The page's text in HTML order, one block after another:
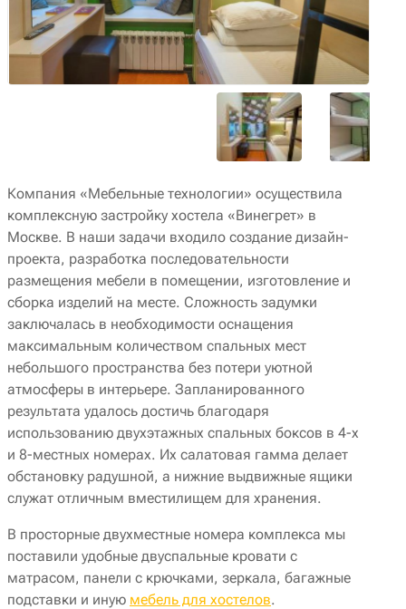
Компания «Мебельные технологии» осуществила
комплексную застройку хостела «Винегрет» в
Москве. В наши задачи входило создание дизайн-
проекта, разработка последовательности
размещения мебели в помещении, изготовление и
сборка изделий на месте. Сложность задумки
заключалась в необходимости оснащения
максимальным количеством спальных мест
небольшого пространства без потери уютной
атмосферы в интерьере. Запланированного
результата удалось достичь благодаря
использованию двухэтажных спальных боксов в 4-х
и 8-местных номерах. Их салатовая гамма делает
обстановку радушной, а нижние выдвижные ящики
служат отличным вместилищем для хранения.
В просторные двухместные номера комплекса мы
поставили удобные двуспальные кровати с
матрасом, панели с крючками, зеркала, багажные
подставки и иную мебель для хостелов.